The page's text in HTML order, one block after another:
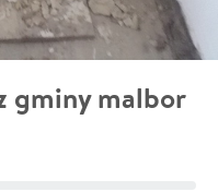
gminy malbor